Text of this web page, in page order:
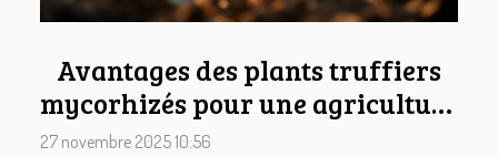
Avantages des plants truffiers
mycorhizés pour une agriculture
durable
27 novembre 2025 10:56